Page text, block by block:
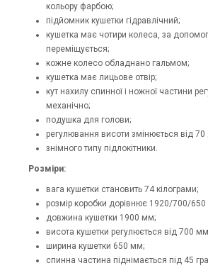
кольору фарбою;
підйомник кушетки гідравлічний;
кушетка має чотири колеса, за
переміщується;
кожне колесо обладнано гальмом;
кушетка має лицьове отвір;
кут нахилу спинної і ножної частини
механічно;
подушка для голови;
регулювання висоти змінюється від 70
знімного типу підлокітники.
Розміри:
вага кушетки становить 74 кілограми;
розмір коробки дорівнює 1920/700/
довжина кушетки 1900 мм;
висота кушетки регулюється від 700
ширина кушетки 650 мм;
спинна частина піднімається під 45